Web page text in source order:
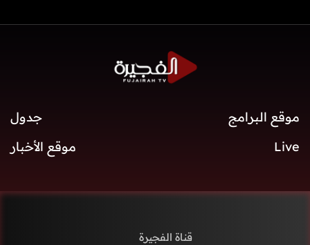
موقع البرامج
جدول
Live
موقع الأخبار
قناة الفجيرة